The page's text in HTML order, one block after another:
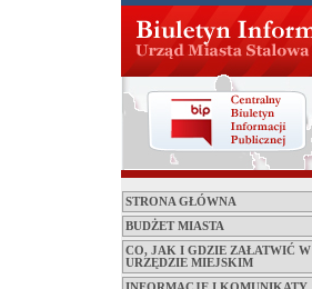
STRONA GŁÓWNA
BUDŻET MIASTA
CO, JAK I GDZIE ZAŁATWIĆ W
URZĘDZIE MIEJSKIM